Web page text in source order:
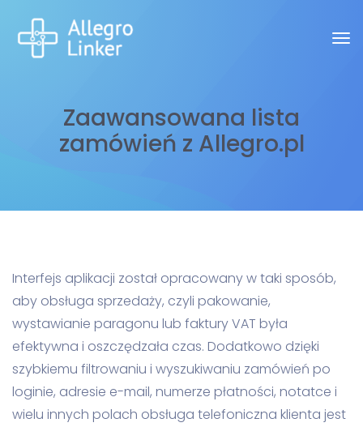
Zaawansowana lista
zamówień z Allegro.pl
Interfejs aplikacji został opracowany w taki sposób,
aby obsługa sprzedaży, czyli pakowanie,
wystawianie paragonu lub faktury VAT była
efektywna i oszczędzała czas. Dodatkowo dzięki
szybkiemu filtrowaniu i wyszukiwaniu zamówień po
loginie, adresie e-mail, numerze płatności, notatce i
wielu innych polach obsługa telefoniczna klienta jest